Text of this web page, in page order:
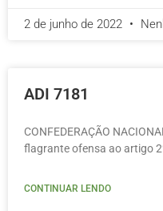
2 de junho de 2022
ADI 7181
CONFEDERAÇÃO
flagrante ofensa ao artigo
CONTINUAR LENDO